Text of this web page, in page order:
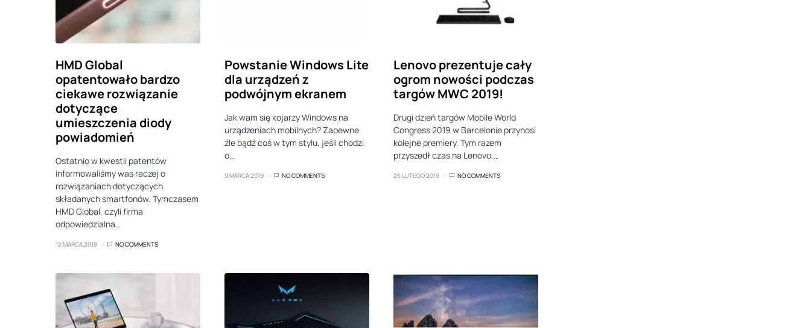
HMD Global
opatentowało bardzo
ciekawe rozwiązanie
dotyczące
umieszczenia diody
powiadomień
Ostatnio w kwestii patentów
informowaliśmy was raczej o
rozwiązaniach dotyczących
składanych smartfonów. Tymczasem
HMD Global, czyli firma
odpowiedzialna…
12 MARCA 2019 NO COMMENTS
Powstanie Windows Lite
dla urządzeń z
podwójnym ekranem
Jak wam się kojarzy Windows na
urządzeniach mobilnych? Zapewne
źle bądź coś w tym stylu, jeśli chodzi
o…
9 MARCA 2019 NO COMMENTS
Lenovo prezentuje cały
ogrom nowości podczas
targów MWC 2019!
Drugi dzień targów Mobile World
Congress 2019 w Barcelonie przynosi
kolejne premiery. Tym razem
przyszedł czas na Lenovo,…
25 LUTEGO 2019 NO COMMENTS